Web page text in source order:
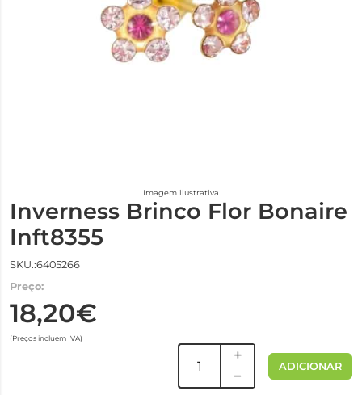
Imagem ilustrativa
Inverness Brinco Flor Bonaire
Inft8355
SKU.:6405266
Preço:
18,20€
(Preços incluem IVA)
ADICIONAR